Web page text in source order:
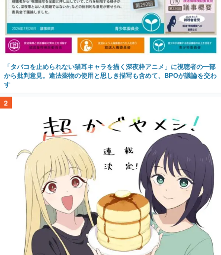
「タバコを止められない猫耳キャラを描く深夜枠アニメ」に視聴者の一部
から批判意見。違法薬物の使用と思しき描写も含めて、BPOが議論を交わ
す
2